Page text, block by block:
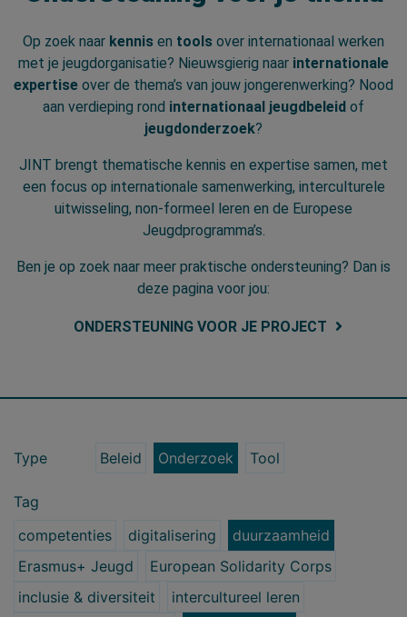
Op zoek naar kennis en tools over internationaal werken
met je jeugdorganisatie? Nieuwsgierig naar internationale
expertise over de thema’s van jouw jongerenwerking? Nood
aan verdieping rond internationaal jeugdbeleid of
jeugdonderzoek?
JINT brengt thematische kennis en expertise samen, met
een focus op internationale samenwerking, interculturele
uitwisseling, non-formeel leren en de Europese
Jeugdprogramma’s.
Ben je op zoek naar meer praktische ondersteuning? Dan is
deze pagina voor jou:
ONDERSTEUNING VOOR JE PROJECT
Type Beleid Onderzoek Tool
Tag
competenties
digitalisering
duurzaamheid
Erasmus+ Jeugd
European Solidarity Corps
inclusie & diversiteit
intercultureel leren